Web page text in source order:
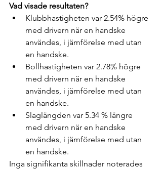
Vad visade resultaten?
Klubbhastigheten var 2.54% högre
med drivern när en handske
användes, i jämförelse med utan
en handske.
Bollhastigheten var 2.78% högre
med drivern när en handske
användes, i jämförelse med utan
en handske.
Slaglängden var 5.34 % längre
med drivern när en handske
användes, i jämförelse med utan
en handske.
Inga signifikanta skillnader noterades